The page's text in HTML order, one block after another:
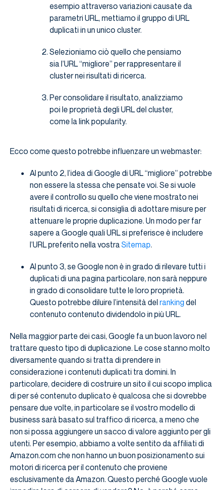
esempio attraverso variazioni causate da
parametri URL, mettiamo il gruppo di URL
duplicati in un unico cluster.
Selezioniamo ciò quello che pensiamo
sia l’URL “migliore” per rappresentare il
cluster nei risultati di ricerca.
Per consolidare il risultato, analizziamo
poi le proprietà degli URL del cluster,
come la link popularity.
Ecco come questo potrebbe influenzare un webmaster:
Al punto 2, l’idea di Google di URL “migliore” potrebbe
non essere la stessa che pensate voi. Se si vuole
avere il controllo su quello che viene mostrato nei
risultati di ricerca, si consiglia di adottare misure per
attenuare le proprie duplicazione. Un modo per far
sapere a Google quali URL si preferisce è includere
l’URL preferito nella vostra Sitemap.
Al punto 3, se Google non è in grado di rilevare tutti i
duplicati di una pagina particolare, non sarà neppure
in grado di consolidare tutte le loro proprietà.
Questo potrebbe diluire l’intensità del ranking del
contenuto contenuto dividendolo in più URL.
Nella maggior parte dei casi, Google fa un buon lavoro nel
trattare questo tipo di duplicazione. Le cose stanno molto
diversamente quando si tratta di prendere in
considerazione i contenuti duplicati tra domini. In
particolare, decidere di costruire un sito il cui scopo implica
di per sé contenuto duplicato è qualcosa che si dovrebbe
pensare due volte, in particolare se il vostro modello di
business sarà basato sul traffico di ricerca, a meno che
non si possa aggiungere un sacco di valore aggiunto per gli
utenti. Per esempio, abbiamo a volte sentito da affiliati di
Amazon.com che non hanno un buon posizionamento sui
motori di ricerca per il contenuto che proviene
esclusivamente da Amazon. Questo perché Google vuole